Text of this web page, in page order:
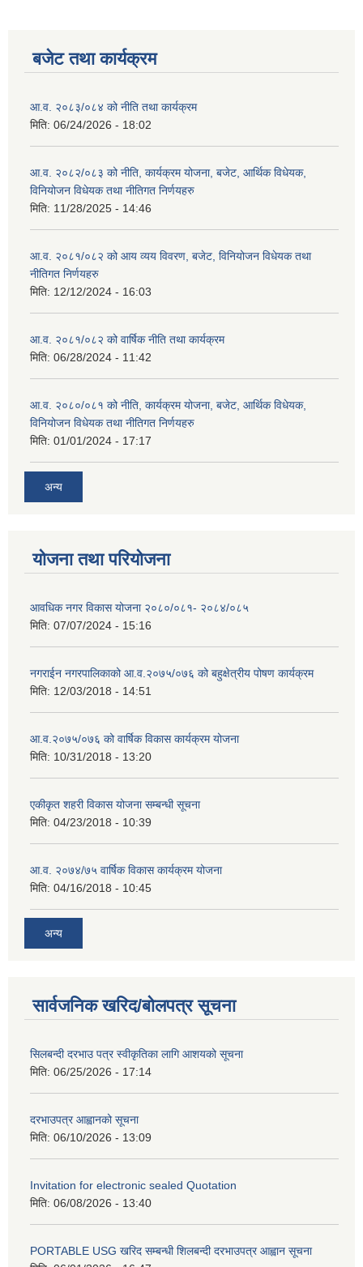
बजेट तथा कार्यक्रम
आ.व. २०८३/०८४ को नीति तथा कार्यक्रम
मिति: 06/24/2026 - 18:02
आ.व. २०८२/०८३ को नीति, कार्यक्रम योजना, बजेट, आर्थिक विधेयक,
विनियोजन विधेयक तथा नीतिगत निर्णयहरु
मिति: 11/28/2025 - 14:46
आ.व. २०८१/०८२ को आय व्यय विवरण, बजेट, विनियोजन विधेयक तथा
नीतिगत निर्णयहरु
मिति: 12/12/2024 - 16:03
आ.व. २०८१/०८२ को वार्षिक नीति तथा कार्यक्रम
मिति: 06/28/2024 - 11:42
आ.व. २०८०/०८१ को नीति, कार्यक्रम योजना, बजेट, आर्थिक विधेयक,
विनियोजन विधेयक तथा नीतिगत निर्णयहरु
मिति: 01/01/2024 - 17:17
अन्य
योजना तथा परियोजना
आवधिक नगर विकास योजना २०८०/०८१- २०८४/०८५
मिति: 07/07/2024 - 15:16
नगराईन नगरपालिकाको आ.व.२०७५/०७६ को बहुक्षेत्रीय पोषण कार्यक्रम
मिति: 12/03/2018 - 14:51
आ.व.२०७५/०७६ को वार्षिक विकास कार्यक्रम योजना
मिति: 10/31/2018 - 13:20
एकीकृत शहरी विकास योजना सम्बन्धी सूचना
मिति: 04/23/2018 - 10:39
आ.व. २०७४/७५ वार्षिक विकास कार्यक्रम योजना
मिति: 04/16/2018 - 10:45
अन्य
सार्वजनिक खरिद/बोलपत्र सूचना
सिलबन्दी दरभाउ पत्र स्वीकृतिका लागि आशयको सूचना
मिति: 06/25/2026 - 17:14
दरभाउपत्र आह्वानको सूचना
मिति: 06/10/2026 - 13:09
Invitation for electronic sealed Quotation
मिति: 06/08/2026 - 13:40
PORTABLE USG खरिद सम्बन्धी शिलबन्दी दरभाउपत्र आह्वान सूचना